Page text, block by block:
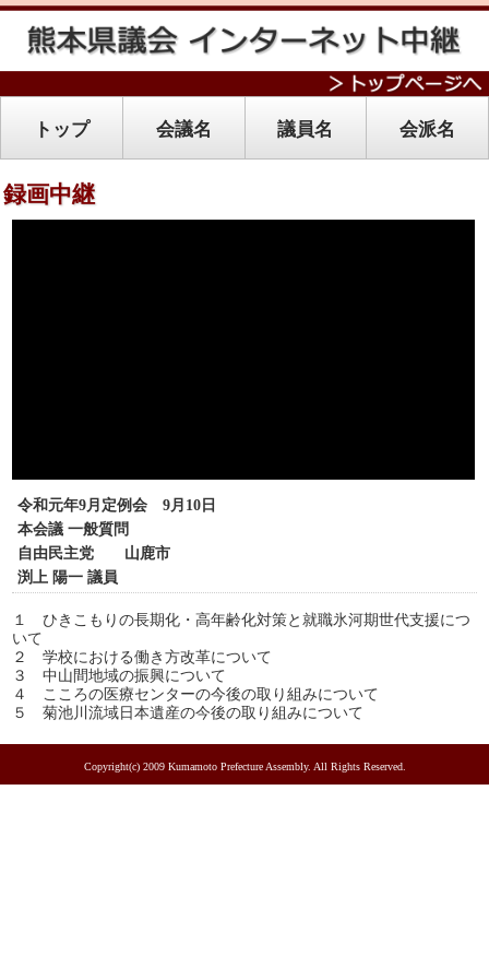
トップ 会議名 議員名 会派名
録画中継
令和元年9月定例会 9月10日
本会議 一般質問
自由民主党 山鹿市
渕上 陽一 議員
１ ひきこもりの長期化・高年齢化対策と就職氷河期世代支援につ
いて
２ 学校における働き方改革について
３ 中山間地域の振興について
４ こころの医療センターの今後の取り組みについて
５ 菊池川流域日本遺産の今後の取り組みについて
Copyright(c) 2009 Kumamoto Prefecture Assembly. All Rights Reserved.